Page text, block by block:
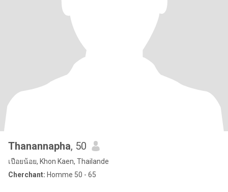
Thanannapha, 50
เปือยน้อย, Khon Kaen, Thailande
Cherchant: Homme 50 - 65